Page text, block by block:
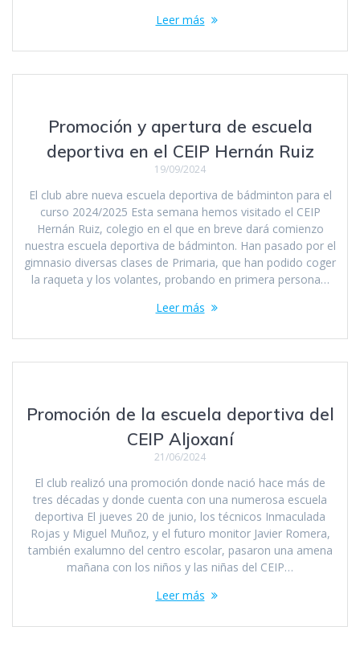
Leer más
Promoción y apertura de escuela
deportiva en el CEIP Hernán Ruiz
19/09/2024
El club abre nueva escuela deportiva de bádminton para el
curso 2024/2025 Esta semana hemos visitado el CEIP
Hernán Ruiz, colegio en el que en breve dará comienzo
nuestra escuela deportiva de bádminton. Han pasado por el
gimnasio diversas clases de Primaria, que han podido coger
la raqueta y los volantes, probando en primera persona…
Leer más
Promoción de la escuela deportiva del
CEIP Aljoxaní
21/06/2024
El club realizó una promoción donde nació hace más de
tres décadas y donde cuenta con una numerosa escuela
deportiva El jueves 20 de junio, los técnicos Inmaculada
Rojas y Miguel Muñoz, y el futuro monitor Javier Romera,
también exalumno del centro escolar, pasaron una amena
mañana con los niños y las niñas del CEIP…
Leer más